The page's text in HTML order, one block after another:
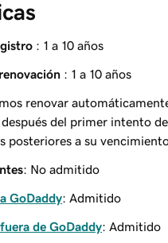
: 1 a 10 años
: 1 a 10 años
renovar
del primer intento
posteriores a su
: No admitido
GoDaddy: Admitido
de GoDaddy: Admitido